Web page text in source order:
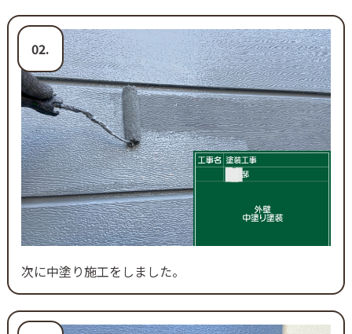
02.
次に中塗り施工をしました。